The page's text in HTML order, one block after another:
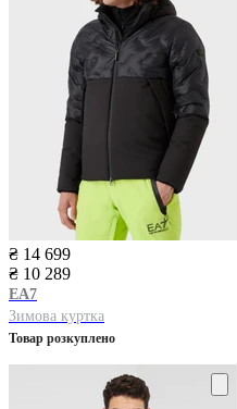
₴ 14 699
₴ 10 289
EA7
Зимова куртка
Товар розкуплено